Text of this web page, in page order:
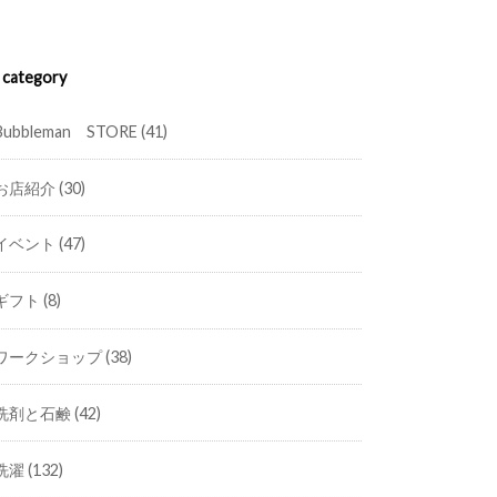
category
STORE(41)
店紹介(30)
ベント(47)
フト(8)
ークショップ(38)
剤と石鹸(42)
濯(132)